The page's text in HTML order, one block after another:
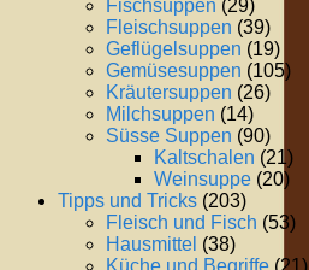
Fischsuppen (29)
Fleischsuppen (39)
Geflügelsuppen (19)
Gemüsesuppen (105)
Kräutersuppen (26)
Milchsuppen (14)
Süsse Suppen (90)
Kaltschalen (21)
Weinsuppe (20)
Tipps und Tricks (203)
Fleisch und Fisch (53)
Hausmittel (38)